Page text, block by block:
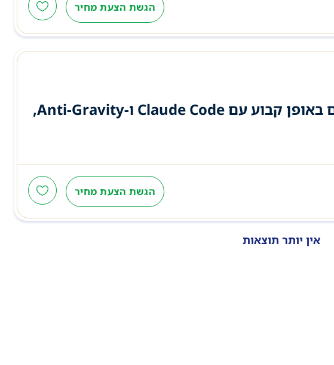
הגשת הצעת מחיר
מחפש מישהו או מישהי שעובדים באופן קבוע עם Claude Code ו-Anti-Gravity,
הגשת הצעת מחיר
אין יותר תוצאות